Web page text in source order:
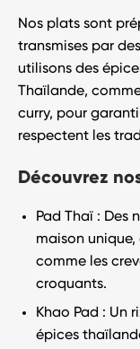
Nos plats sont
transmises par
utilisons des
Thaïlande,
curry, pour
respectent les
Découvrez
Pad Thaï : Des
maison
comme les
croquants.
Khao Pad : Un
épices